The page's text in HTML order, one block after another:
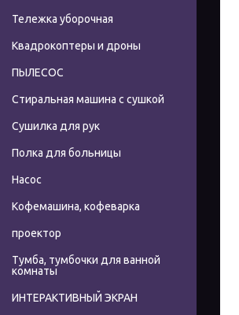
Тележка уборочная
Квадрокоптеры и дроны
ПЫЛЕСОС
Стиральная машина с сушкой
Сушилка для рук
Полка для больницы
Насос
Кофемашина, кофеварка
проектор
Тумба, тумбочки для ванной
комнаты
ИНТЕРАКТИВНЫЙ ЭКРАН